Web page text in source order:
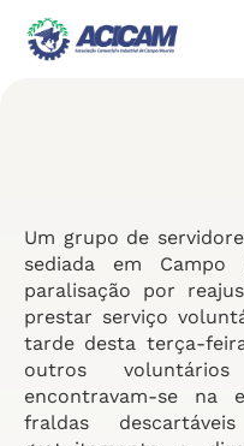
Um grupo de
sediada em
paralisação por
prestar serviço
tarde desta terça-
outros
encontravam-se na
fraldas